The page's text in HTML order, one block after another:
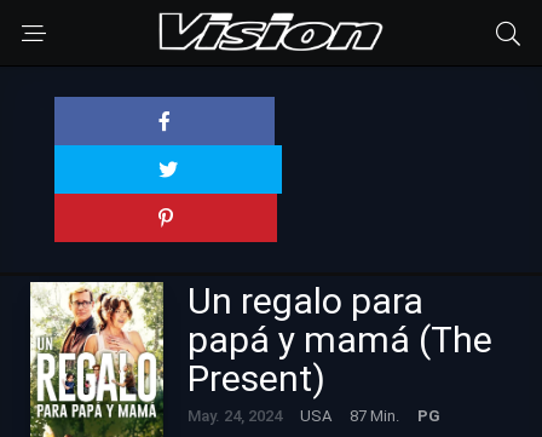
Un regalo para
papá y mamá (The
Present)
May. 24, 2024 USA 87 Min. PG